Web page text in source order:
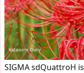
SIGMA sdQuattroH